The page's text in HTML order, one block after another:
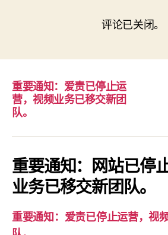
评论已关闭。
重要通知：爱责已停止运
营，视频业务已移交新团
队。
重要通知：网站已停
业务已移交新团队。
重要通知：爱责已停止运营，视